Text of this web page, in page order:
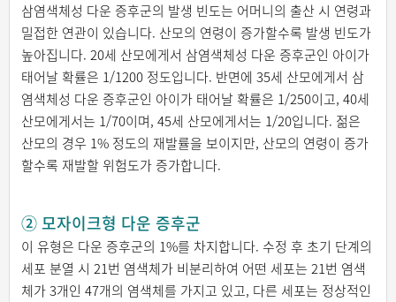
삼염색체성 다운 증후군의 발생 빈도는 어머니의 출산 시 연령과
밀접한 연관이 있습니다. 산모의 연령이 증가할수록 발생 빈도가
높아집니다. 20세 산모에게서 삼염색체성 다운 증후군인 아이가
태어날 확률은 1/1200 정도입니다. 반면에 35세 산모에게서 삼
염색체성 다운 증후군인 아이가 태어날 확률은 1/250이고, 40세
산모에게서는 1/70이며, 45세 산모에게서는 1/20입니다. 젊은
산모의 경우 1% 정도의 재발률을 보이지만, 산모의 연령이 증가
할수록 재발할 위험도가 증가합니다.
② 모자이크형 다운 증후군
이 유형은 다운 증후군의 1%를 차지합니다. 수정 후 초기 단계의
세포 분열 시 21번 염색체가 비분리하여 어떤 세포는 21번 염색
체가 3개인 47개의 염색체를 가지고 있고, 다른 세포는 정상적인